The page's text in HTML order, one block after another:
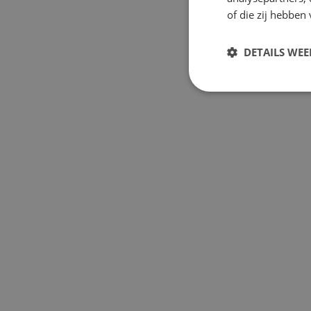
of die zij hebben
DETAILS